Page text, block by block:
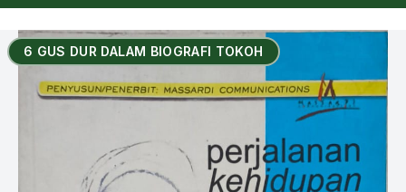
6 GUS DUR DALAM BIOGRAFI TOKOH